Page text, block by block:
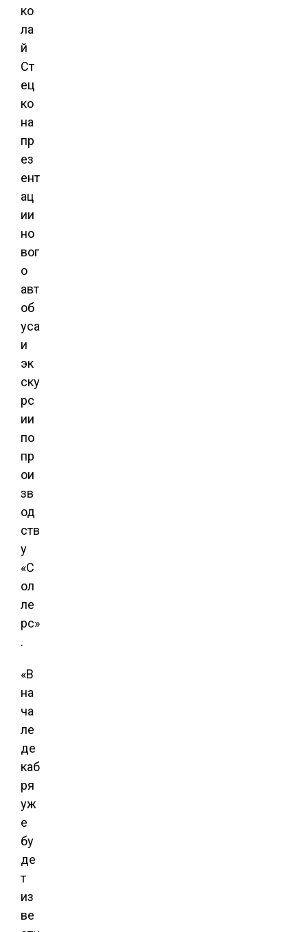
ко
ла
й
Ст
ец
ко
на
пр
ез
ент
ац
ии
но
вог
о
авт
об
уса
и
эк
ску
рс
ии
по
пр
ои
зв
од
ств
у
«С
ол
ле
рс»
.
«В
на
ча
ле
де
каб
ря
уж
е
бу
де
т
из
ве